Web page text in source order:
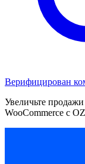
Верифицирован
Увеличьте
WooCommerce с